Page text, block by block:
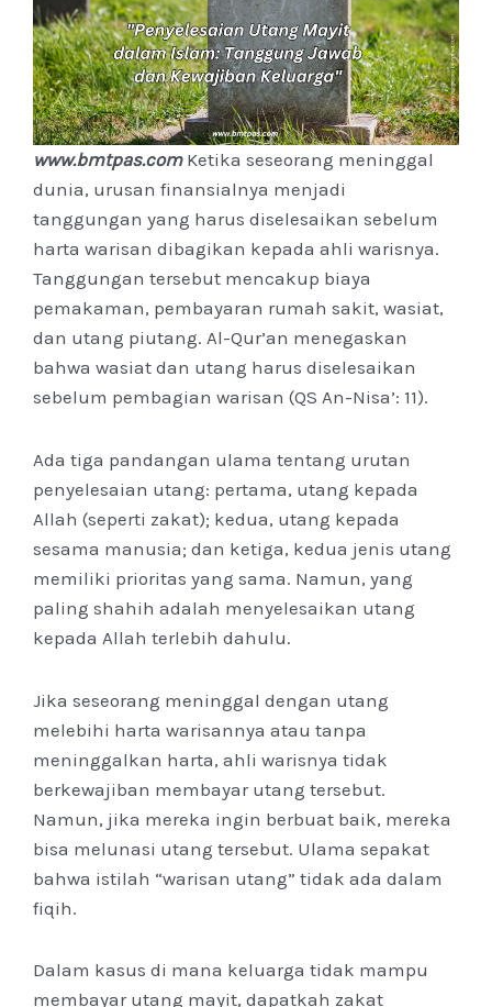
www.bmtpas.comKetika seseorang meninggal
dunia, urusan finansialnya menjadi
tanggungan yang harus diselesaikan sebelum
harta warisan dibagikan kepada ahli warisnya.
Tanggungan tersebut mencakup biaya
pemakaman, pembayaran rumah sakit, wasiat,
dan utang piutang. Al-Qur’an menegaskan
bahwa wasiat dan utang harus diselesaikan
sebelum pembagian warisan (QS An-Nisa’: 11).
Ada tiga pandangan ulama tentang urutan
penyelesaian utang: pertama, utang kepada
Allah (seperti zakat); kedua, utang kepada
sesama manusia; dan ketiga, kedua jenis utang
memiliki prioritas yang sama. Namun, yang
paling shahih adalah menyelesaikan utang
kepada Allah terlebih dahulu.
Jika seseorang meninggal dengan utang
melebihi harta warisannya atau tanpa
meninggalkan harta, ahli warisnya tidak
berkewajiban membayar utang tersebut.
Namun, jika mereka ingin berbuat baik, mereka
bisa melunasi utang tersebut. Ulama sepakat
bahwa istilah “warisan utang” tidak ada dalam
fiqih.
Dalam kasus di mana keluarga tidak mampu
membayar utang mayit, dapatkah zakat